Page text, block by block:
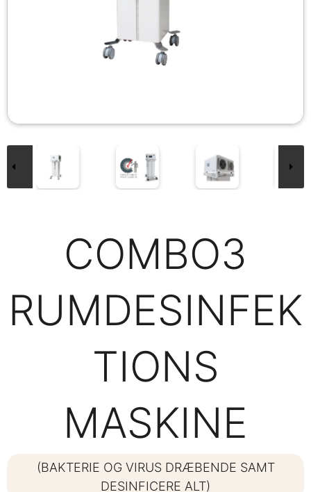
COMBO3
RUMDESINFEK
TIONS
MASKINE
(BAKTERIE OG VIRUS DRÆBENDE SAMT
DESINFICERE ALT)